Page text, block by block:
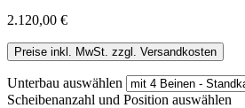
2.120,00 €
Preise inkl. MwSt. zzgl. Versandkosten
Unterbau auswählen
Scheibenanzahl und Position auswählen